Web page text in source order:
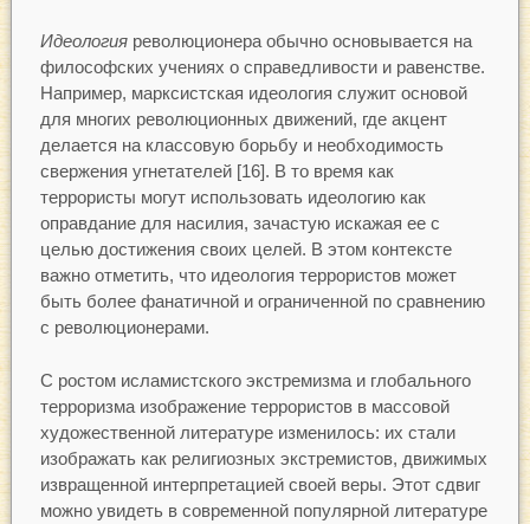
Идеология революционера обычно основывается на
философских учениях о справедливости и равенстве.
Например, марксистская идеология служит основой
для многих революционных движений, где акцент
делается на классовую борьбу и необходимость
свержения угнетателей [16]. В то время как
террористы могут использовать идеологию как
оправдание для насилия, зачастую искажая ее с
целью достижения своих целей. В этом контексте
важно отметить, что идеология террористов может
быть более фанатичной и ограниченной по сравнению
с революционерами.
С ростом исламистского экстремизма и глобального
терроризма изображение террористов в массовой
художественной литературе изменилось: их стали
изображать как религиозных экстремистов, движимых
извращенной интерпретацией своей веры. Этот сдвиг
можно увидеть в современной популярной литературе